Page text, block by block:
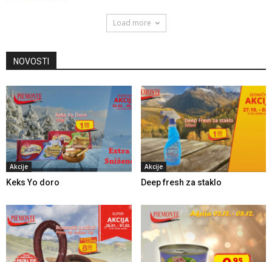
Load more
NOVOSTI
Akcije
Keks Yo doro
Akcije
Deep fresh za staklo